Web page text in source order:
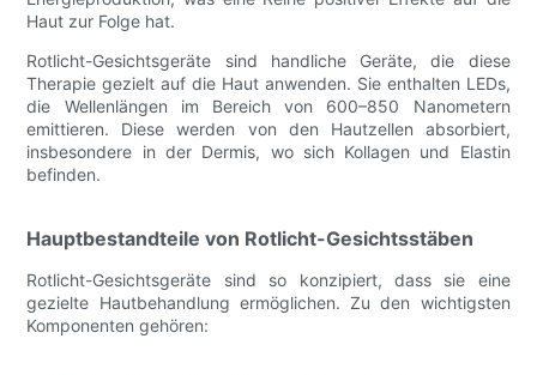
Haut zur Folge hat.
Rotlicht-Gesichtsgeräte sind handliche Geräte, die diese
Therapie gezielt auf die Haut anwenden. Sie enthalten LEDs,
die Wellenlängen im Bereich von 600–850 Nanometern
emittieren. Diese werden von den Hautzellen absorbiert,
insbesondere in der Dermis, wo sich Kollagen und Elastin
befinden.
Hauptbestandteile von Rotlicht-Gesichtsstäben
Rotlicht-Gesichtsgeräte sind so konzipiert, dass sie eine
gezielte Hautbehandlung ermöglichen. Zu den wichtigsten
Komponenten gehören: